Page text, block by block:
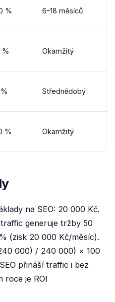
% 6–18 měsíců
% Okamžitý
Střednědobý
% Okamžitý
na SEO: 20 000 Kč.
generuje tržby 50
(zisk 20 000 Kč/měsíc).
000) / 240 000) × 100
přináší traffic i bez
roce je ROI